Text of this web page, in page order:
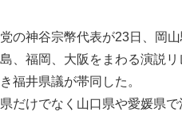
の神谷宗幣代表が23日、岡
、福岡、大阪をまわる演説
福井県議が帯同した。
だけでなく山口県や愛媛県で